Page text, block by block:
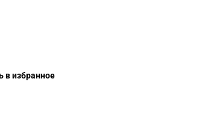
в избранное